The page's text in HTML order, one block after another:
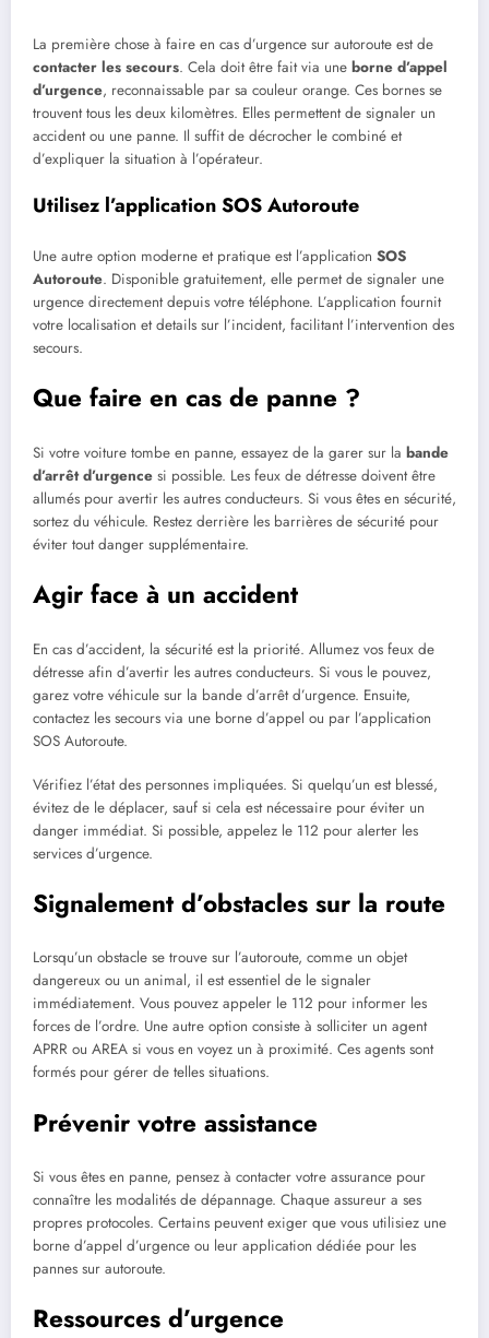
La première chose à faire en cas d’urgence sur autoroute est de
contacter les secours. Cela doit être fait via une borne d’appel
d’urgence, reconnaissable par sa couleur orange. Ces bornes se
trouvent tous les deux kilomètres. Elles permettent de signaler un
accident ou une panne. Il suffit de décrocher le combiné et
d’expliquer la situation à l’opérateur.
Utilisez l’application SOS Autoroute
Une autre option moderne et pratique est l’application SOS
Autoroute. Disponible gratuitement, elle permet de signaler une
urgence directement depuis votre téléphone. L’application fournit
votre localisation et details sur l’incident, facilitant l’intervention des
secours.
Que faire en cas de panne ?
Si votre voiture tombe en panne, essayez de la garer sur la bande
d’arrêt d’urgence si possible. Les feux de détresse doivent être
allumés pour avertir les autres conducteurs. Si vous êtes en sécurité,
sortez du véhicule. Restez derrière les barrières de sécurité pour
éviter tout danger supplémentaire.
Agir face à un accident
En cas d’accident, la sécurité est la priorité. Allumez vos feux de
détresse afin d’avertir les autres conducteurs. Si vous le pouvez,
garez votre véhicule sur la bande d’arrêt d’urgence. Ensuite,
contactez les secours via une borne d’appel ou par l’application
SOS Autoroute.
Vérifiez l’état des personnes impliquées. Si quelqu’un est blessé,
évitez de le déplacer, sauf si cela est nécessaire pour éviter un
danger immédiat. Si possible, appelez le 112 pour alerter les
services d’urgence.
Signalement d’obstacles sur la route
Lorsqu’un obstacle se trouve sur l’autoroute, comme un objet
dangereux ou un animal, il est essentiel de le signaler
immédiatement. Vous pouvez appeler le 112 pour informer les
forces de l’ordre. Une autre option consiste à solliciter un agent
APRR ou AREA si vous en voyez un à proximité. Ces agents sont
formés pour gérer de telles situations.
Prévenir votre assistance
Si vous êtes en panne, pensez à contacter votre assurance pour
connaître les modalités de dépannage. Chaque assureur a ses
propres protocoles. Certains peuvent exiger que vous utilisiez une
borne d’appel d’urgence ou leur application dédiée pour les
pannes sur autoroute.
Ressources d’urgence